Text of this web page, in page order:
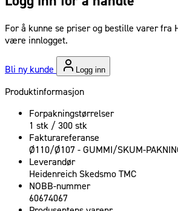
For å kunne se priser og bestille varer fra
være innlogget.
Bli ny kunde Logg inn
Produktinformasjon
Forpakningstørrelser
1 stk / 300 stk
Fakturareferanse
Ø110/Ø107 - GUMMI/SKUM-
Leverandør
Heidenreich Skedsmo TMC
NOBB-nummer
60674067